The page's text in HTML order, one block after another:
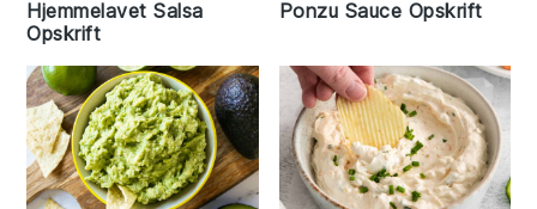
Hjemmelavet Salsa
Opskrift
Ponzu Sauce Opskrift